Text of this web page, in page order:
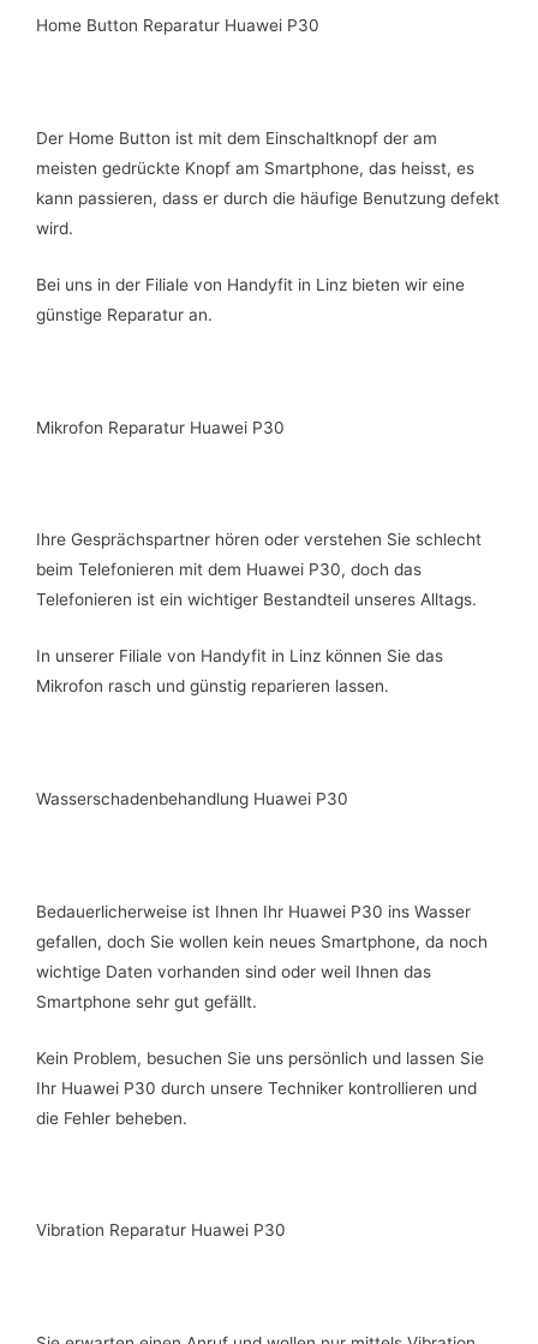
Home Button Reparatur Huawei P30
Der Home Button ist mit dem Einschaltknopf der am
meisten gedrückte Knopf am Smartphone, das heisst, es
kann passieren, dass er durch die häufige Benutzung defekt
wird.
Bei uns in der Filiale von Handyfit in Linz bieten wir eine
günstige Reparatur an.
Mikrofon Reparatur Huawei P30
Ihre Gesprächspartner hören oder verstehen Sie schlecht
beim Telefonieren mit dem Huawei P30, doch das
Telefonieren ist ein wichtiger Bestandteil unseres Alltags.
In unserer Filiale von Handyfit in Linz können Sie das
Mikrofon rasch und günstig reparieren lassen.
Wasserschadenbehandlung Huawei P30
Bedauerlicherweise ist Ihnen Ihr Huawei P30 ins Wasser
gefallen, doch Sie wollen kein neues Smartphone, da noch
wichtige Daten vorhanden sind oder weil Ihnen das
Smartphone sehr gut gefällt.
Kein Problem, besuchen Sie uns persönlich und lassen Sie
Ihr Huawei P30 durch unsere Techniker kontrollieren und
die Fehler beheben.
Vibration Reparatur Huawei P30